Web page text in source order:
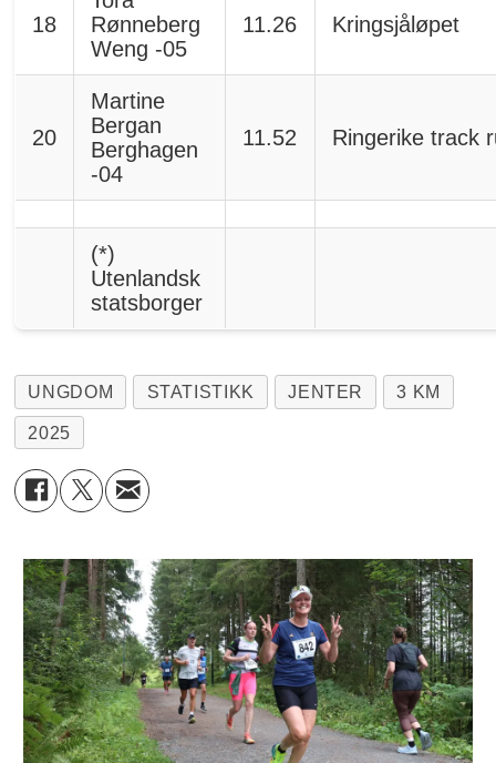
18
Rønneberg
Weng -05
11.26 Kringsjåløpet
20
Martine
Bergan
Berghagen
-04
11.52 Ringerike track
(*)
Utenlandsk
statsborger
UNGDOM STATISTIKK JENTER 3 KM
2025